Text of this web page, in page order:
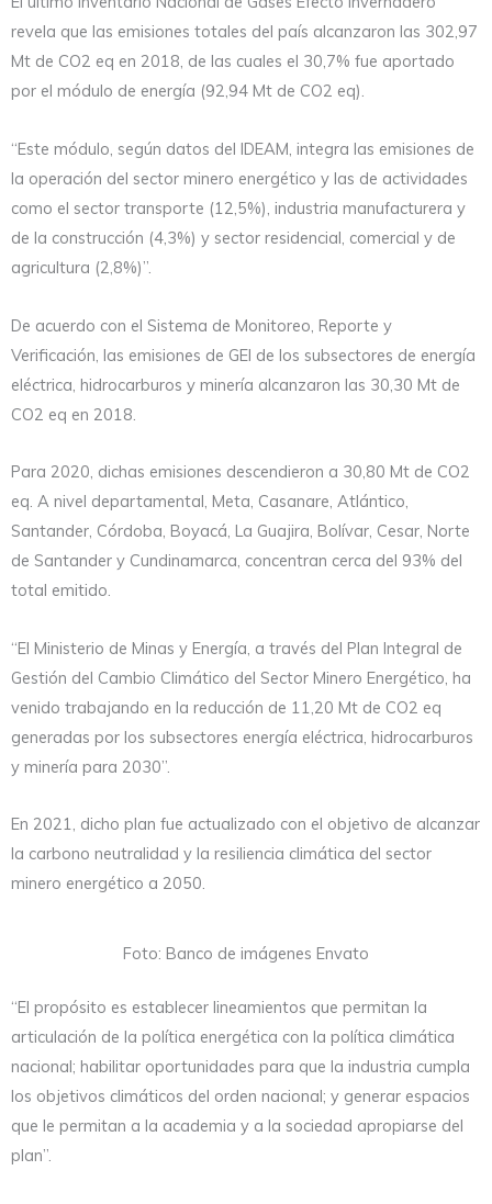
revela que las emisiones totales del país alcanzaron las 302,97
Mt de CO2 eq en 2018, de las cuales el 30,7% fue aportado
por el módulo de energía (92,94 Mt de CO2 eq).
“Este módulo, según datos del IDEAM, integra las emisiones de
la operación del sector minero energético y las de actividades
como el sector transporte (12,5%), industria manufacturera y
de la construcción (4,3%) y sector residencial, comercial y de
agricultura (2,8%)”.
De acuerdo con el Sistema de Monitoreo, Reporte y
Verificación, las emisiones de GEI de los subsectores de energía
eléctrica, hidrocarburos y minería alcanzaron las 30,30 Mt de
CO2 eq en 2018.
Para 2020, dichas emisiones descendieron a 30,80 Mt de CO2
eq. A nivel departamental, Meta, Casanare, Atlántico,
Santander, Córdoba, Boyacá, La Guajira, Bolívar, Cesar, Norte
de Santander y Cundinamarca, concentran cerca del 93% del
total emitido.
“El Ministerio de Minas y Energía, a través del Plan Integral de
Gestión del Cambio Climático del Sector Minero Energético, ha
venido trabajando en la reducción de 11,20 Mt de CO2 eq
generadas por los subsectores energía eléctrica, hidrocarburos
y minería para 2030”.
En 2021, dicho plan fue actualizado con el objetivo de alcanzar
la carbono neutralidad y la resiliencia climática del sector
minero energético a 2050.
Foto: Banco de imágenes Envato
“El propósito es establecer lineamientos que permitan la
articulación de la política energética con la política climática
nacional; habilitar oportunidades para que la industria cumpla
los objetivos climáticos del orden nacional; y generar espacios
que le permitan a la academia y a la sociedad apropiarse del
plan”.